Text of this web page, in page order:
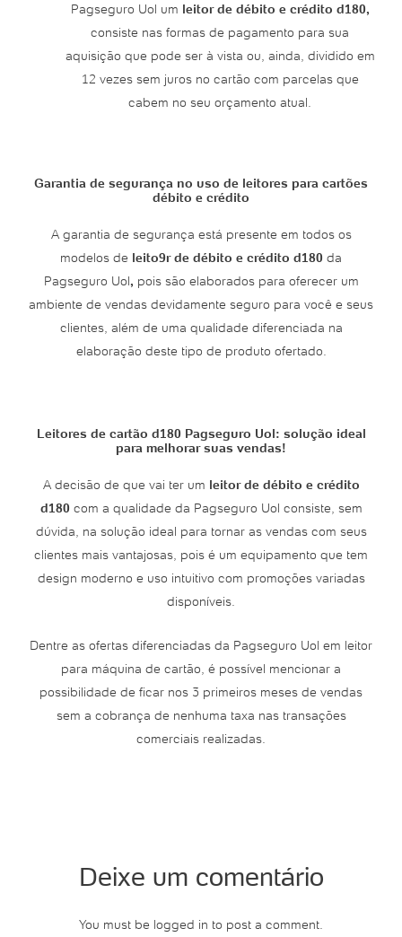
Pagseguro Uol um leitor de débito e crédito d180,
consiste nas formas de pagamento para sua
aquisição que pode ser à vista ou, ainda, dividido em
12 vezes sem juros no cartão com parcelas que
cabem no seu orçamento atual.
Garantia de segurança no uso de leitores para cartões
débito e crédito
A garantia de segurança está presente em todos os
modelos de leito9r de débito e crédito d180 da
Pagseguro Uol, pois são elaborados para oferecer um
ambiente de vendas devidamente seguro para você e seus
clientes, além de uma qualidade diferenciada na
elaboração deste tipo de produto ofertado.
Leitores de cartão d180 Pagseguro Uol: solução ideal
para melhorar suas vendas!
A decisão de que vai ter um leitor de débito e crédito
d180 com a qualidade da Pagseguro Uol consiste, sem
dúvida, na solução ideal para tornar as vendas com seus
clientes mais vantajosas, pois é um equipamento que tem
design moderno e uso intuitivo com promoções variadas
disponíveis.
Dentre as ofertas diferenciadas da Pagseguro Uol em leitor
para máquina de cartão, é possível mencionar a
possibilidade de ficar nos 3 primeiros meses de vendas
sem a cobrança de nenhuma taxa nas transações
comerciais realizadas.
Deixe um comentário
You must be logged in to post a comment.